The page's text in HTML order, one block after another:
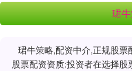
珺
珺牛策略,配资中介,正规股
股票配资资质:投资者在选择